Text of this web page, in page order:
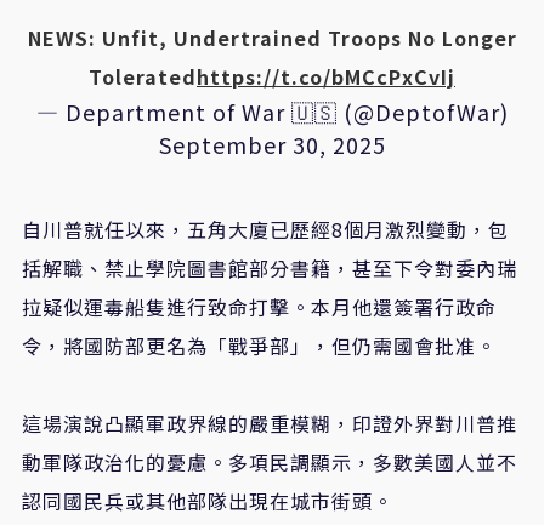
NEWS: Unfit, Undertrained Troops No Longer
Toleratedhttps://t.co/bMCcPxCvIj
— Department of War 🇺🇸 (@DeptofWar)
September 30, 2025
自川普就任以來，五角大廈已歷經8個月激烈變動，包
括解職、禁止學院圖書館部分書籍，甚至下令對委內瑞
拉疑似運毒船隻進行致命打擊。本月他還簽署行政命
令，將國防部更名為「戰爭部」，但仍需國會批准。
這場演說凸顯軍政界線的嚴重模糊，印證外界對川普推
動軍隊政治化的憂慮。多項民調顯示，多數美國人並不
認同國民兵或其他部隊出現在城市街頭。